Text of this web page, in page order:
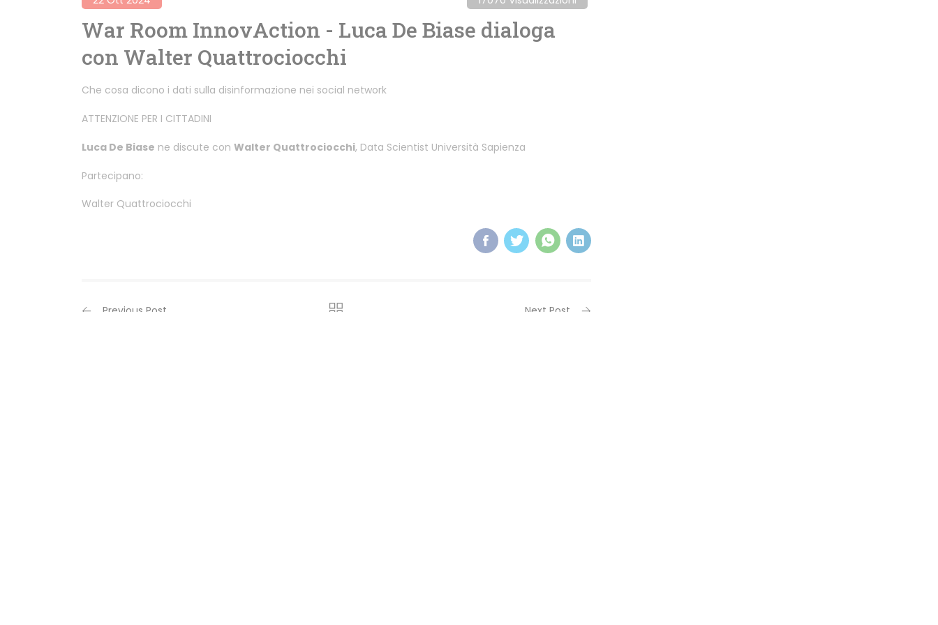
War Room InnovAction - Luca De Biase dialoga
con Walter Quattrociocchi
Che cosa dicono i dati sulla disinformazione nei social network
ATTENZIONE PER I CITTADINI
Luca De Biase ne discute con Walter Quattrociocchi, Data Scientist Università Sapienza
Partecipano:
Walter Quattrociocchi
Previous Post Next Post